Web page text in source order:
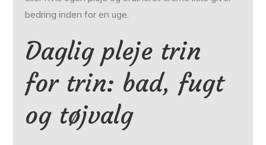
bedring inden for en uge.
Daglig pleje trin
for trin: bad, fugt
og tøjvalg